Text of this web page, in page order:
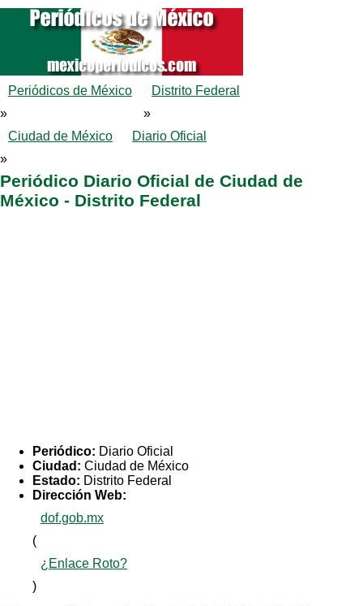
Periódicos de México
»
Distrito Federal
»
Ciudad de México
»
Diario Oficial
Periódico Diario Oficial de Ciudad de
México - Distrito Federal
Periódico: Diario Oficial
Ciudad: Ciudad de México
Estado: Distrito Federal
Dirección Web:
dof.gob.mx
(
¿Enlace Roto?
)